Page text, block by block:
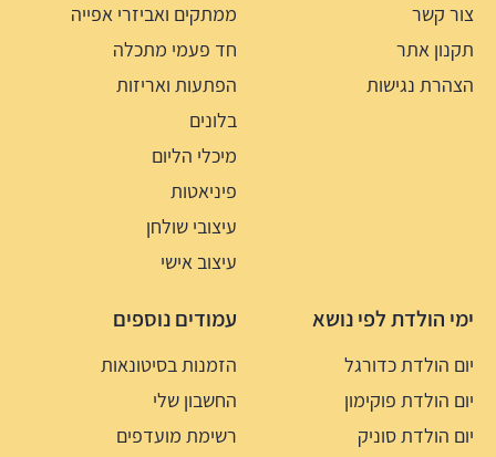
צור קשר
תקנון אתר
הצהרת נגישות
ממתקים ואביזרי אפייה
חד פעמי מתכלה
הפתעות ואריזות
בלונים
מיכלי הליום
פיניאטות
עיצובי שולחן
עיצוב אישי
ימי הולדת לפי נושא
יום הולדת כדורגל
יום הולדת פוקימון
יום הולדת סוניק
עמודים נוספים
הזמנות בסיטונאות
החשבון שלי
רשימת מועדפים